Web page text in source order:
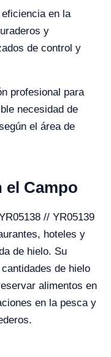
en la
y
de control y
profesional para
necesidad de
el área de
el Campo
// YR05139
hoteles y
de hielo. Su
de hielo
alimentos en
en la pesca y